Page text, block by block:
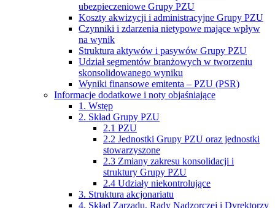
ubezpieczeniowe Grupy PZU
Koszty akwizycji i administracyjne Grupy PZU
Czynniki i zdarzenia nietypowe mające wpływ
na wynik
Struktura aktywów i pasywów Grupy PZU
Udział segmentów branżowych w tworzeniu
skonsolidowanego wyniku
Wyniki finansowe emitenta – PZU (PSR)
Informacje dodatkowe i noty objaśniające
1. Wstęp
2. Skład Grupy PZU
2.1 PZU
2.2 Jednostki Grupy PZU oraz jednostki
stowarzyszone
2.3 Zmiany zakresu konsolidacji i
struktury Grupy PZU
2.4 Udziały niekontrolujące
3. Struktura akcjonariatu
4. Skład Zarządu, Rady Nadzorczej i Dyrektorzy